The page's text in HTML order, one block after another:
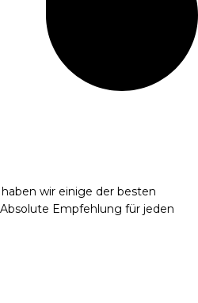
wir einige der besten
Empfehlung für jeden